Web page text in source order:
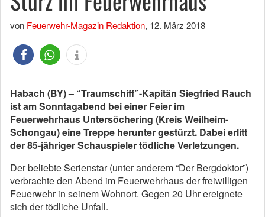
von Feuerwehr-Magazin Redaktion, 12. März 2018
Habach (BY) – “Traumschiff”-Kapitän Siegfried Rauch
ist am Sonntagabend bei einer Feier im
Feuerwehrhaus Untersöchering (Kreis Weilheim-
Schongau) eine Treppe herunter gestürzt. Dabei erlitt
der 85-jähriger Schauspieler tödliche Verletzungen.
Der beliebte Serienstar (unter anderem “Der Bergdoktor”)
verbrachte den Abend im Feuerwehrhaus der freiwilligen
Feuerwehr in seinem Wohnort. Gegen 20 Uhr ereignete
sich der tödliche Unfall.